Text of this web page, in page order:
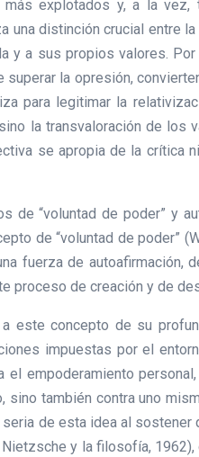
explotados y, a la vez,
distinción crucial entre
y a sus propios valores.
la opresión,
para legitimar la
la transvaloración de los
se apropia de la crítica
de “voluntad de poder” y
de “voluntad de poder”
fuerza de autoafirmación,
proceso de creación y de
concepto de su
impuestas por el
empoderamiento
también contra uno
de esta idea al sostener
y la filosofía,